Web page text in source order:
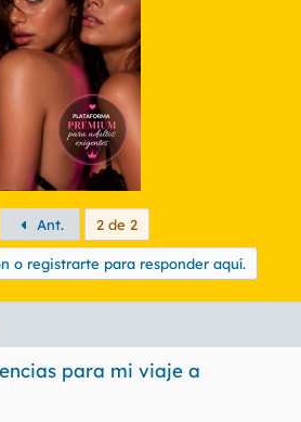
Ant. 2 de 2
o registrarte para responder aquí.
para mi viaje a